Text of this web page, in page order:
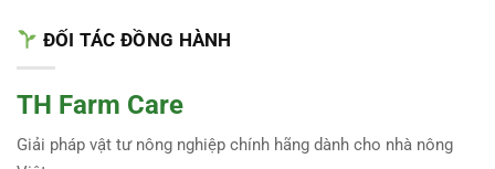
ĐỐI TÁC ĐỒNG HÀNH
TH Farm Care
Giải pháp vật tư nông nghiệp chính hãng dành cho nhà nông